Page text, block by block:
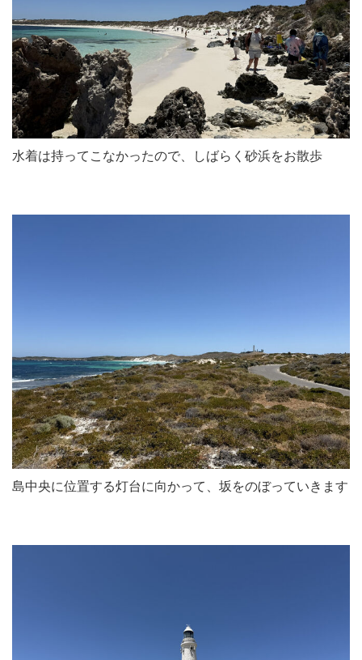
水着は持ってこなかったので、しばらく砂浜をお散歩
島中央に位置する灯台に向かって、坂をのぼっていきます